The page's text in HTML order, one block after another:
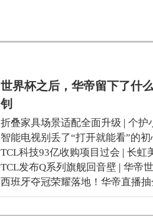
世界杯之后，华帝留下了什
钊
折叠家具场景适配全面升级 | 个护
智能电视别丢了“打开就能看”的初
TCL科技93亿收购项目过会 | 长虹
TCL发布Q系列旗舰回音壁 | 华帝
西班牙夺冠荣耀落地！华帝直播